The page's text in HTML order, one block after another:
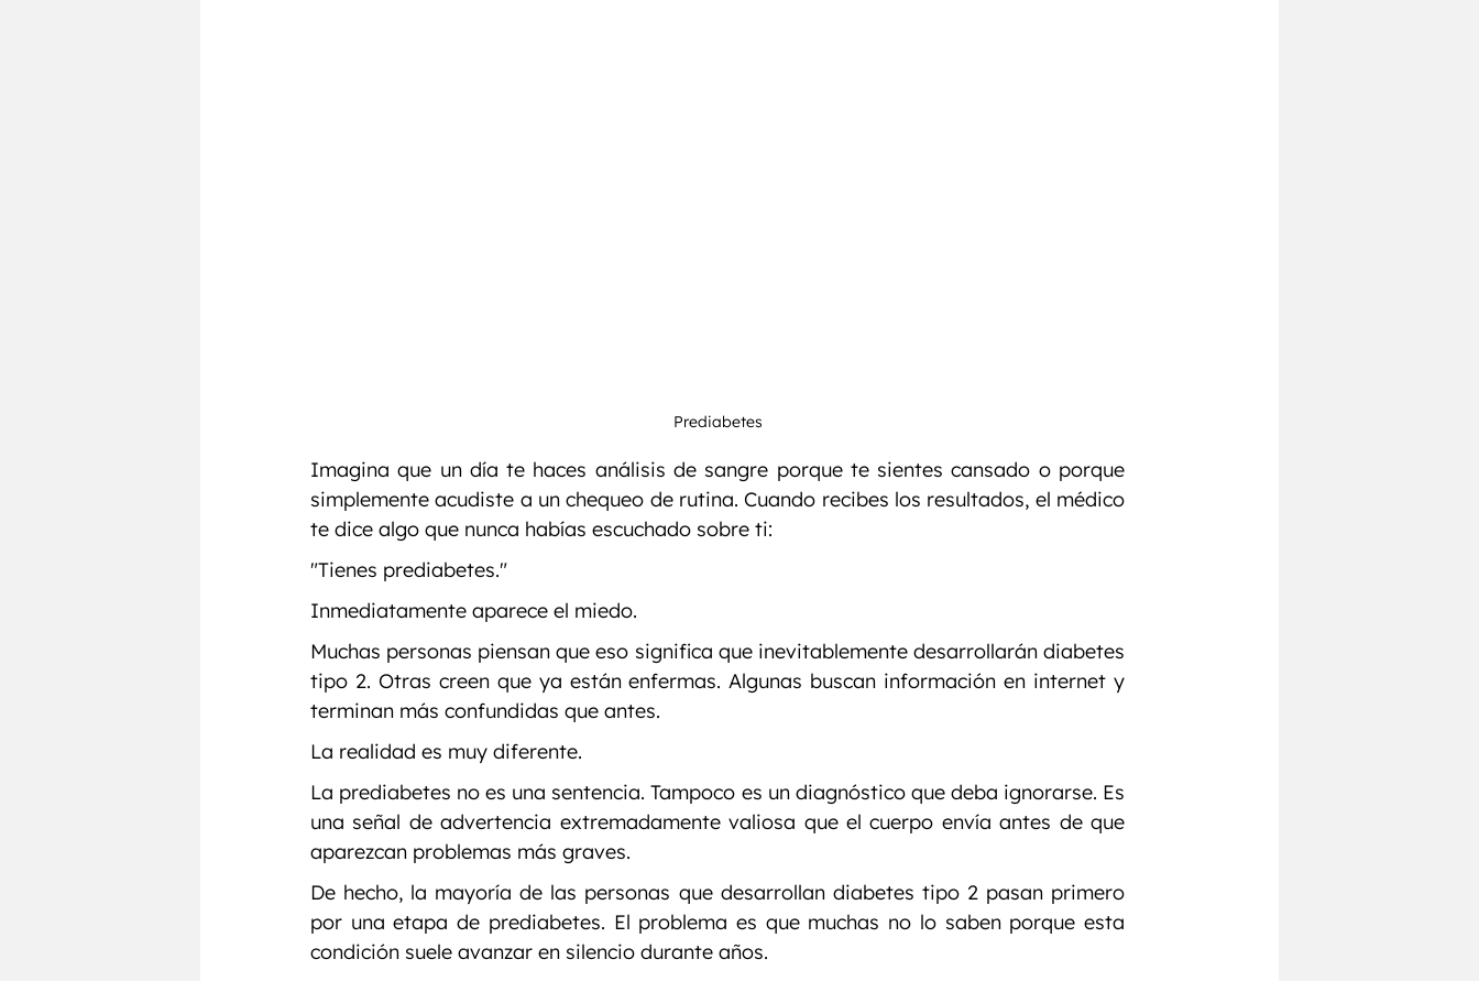
Prediabetes
Imagina que un día te haces análisis de sangre porque te sientes cansado o porque
simplemente acudiste a un chequeo de rutina. Cuando recibes los resultados, el médico
te dice algo que nunca habías escuchado sobre ti:
"Tienes prediabetes."
Inmediatamente aparece el miedo.
Muchas personas piensan que eso significa que inevitablemente desarrollarán diabetes
tipo 2. Otras creen que ya están enfermas. Algunas buscan información en internet y
terminan más confundidas que antes.
La realidad es muy diferente.
La prediabetes no es una sentencia. Tampoco es un diagnóstico que deba ignorarse. Es
una señal de advertencia extremadamente valiosa que el cuerpo envía antes de que
aparezcan problemas más graves.
De hecho, la mayoría de las personas que desarrollan diabetes tipo 2 pasan primero
por una etapa de prediabetes. El problema es que muchas no lo saben porque esta
condición suele avanzar en silencio durante años.